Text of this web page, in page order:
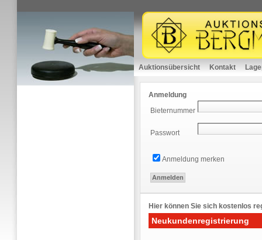
Auktionsübersicht Kontakt
Anmeldung
Bieternummer
Passwort
Anmeldung merken
Hier können Sie sich kostenlos
Neukundenregistrierung